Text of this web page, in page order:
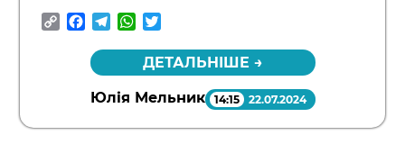
CopyFacebook
TelegramWhatsApp
ДЕТАЛЬНІШЕ →
Юлія Мельник 14:15 22.07.2024